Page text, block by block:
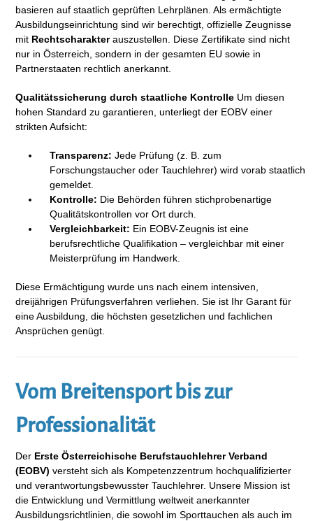
basieren auf staatlich geprüften Lehrplänen. Als ermächtigte
Ausbildungseinrichtung sind wir berechtigt, offizielle Zeugnisse
mit Rechtscharakterauszustellen. Diese Zertifikate sind nicht
nur in Österreich, sondern in der gesamten EU sowie in
Partnerstaaten rechtlich anerkannt.
Qualitätssicherung durch staatliche Kontrolle Um diesen
hohen Standard zu garantieren, unterliegt der EOBV einer
strikten Aufsicht:
Transparenz: Jede Prüfung (z. B. zum
Forschungstaucher oder Tauchlehrer) wird vorab staatlich
gemeldet.
Kontrolle: Die Behörden führen stichprobenartige
Qualitätskontrollen vor Ort durch.
Vergleichbarkeit: Ein EOBV-Zeugnis ist eine
berufsrechtliche Qualifikation – vergleichbar mit einer
Meisterprüfung im Handwerk.
Diese Ermächtigung wurde uns nach einem intensiven,
dreijährigen Prüfungsverfahren verliehen. Sie ist Ihr Garant für
eine Ausbildung, die höchsten gesetzlichen und fachlichen
Ansprüchen genügt.
Vom Breitensport bis zur
Professionalität
Der Erste Österreichische Berufstauchlehrer Verband
(EOBV) versteht sich als Kompetenzzentrum hochqualifizierter
und verantwortungsbewusster Tauchlehrer. Unsere Mission ist
die Entwicklung und Vermittlung weltweit anerkannter
Ausbildungsrichtlinien, die sowohl im Sporttauchen als auch im